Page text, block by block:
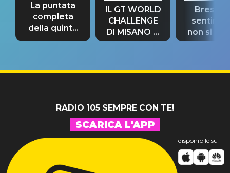
La puntata
completa
della quinta
tappa
IL GT WORLD
CHALLENGE
DI MISANO si
riconferma
Bresh:
non si
fino alla
RADIO 105 SEMPRE CON TE!
SCARICA L'APP
disponibile su